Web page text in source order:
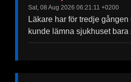
Sat, 08 Aug 2026 06:21:11 +0200
Läkare har för tredje
kunde lämna sjukhuset bara
Telegram
Help &
Support